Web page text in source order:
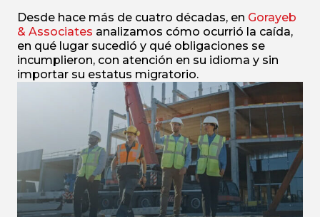
Desde hace más de cuatro décadas, en Gorayeb
& Associates analizamos cómo ocurrió la caída,
en qué lugar sucedió y qué obligaciones se
incumplieron, con atención en su idioma y sin
importar su estatus migratorio.